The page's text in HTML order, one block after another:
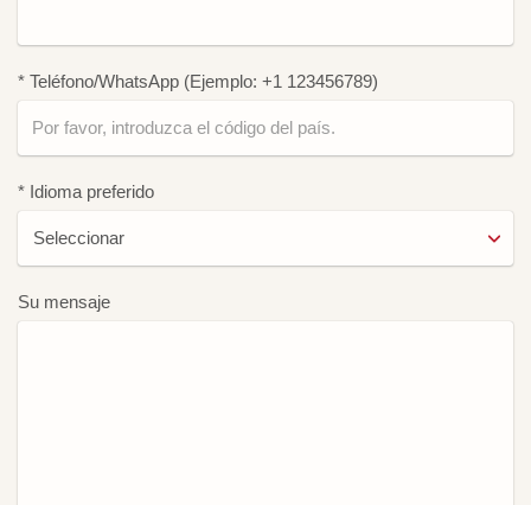
* Teléfono/WhatsApp (Ejemplo: +1 123456789)
* Idioma preferido
Su mensaje